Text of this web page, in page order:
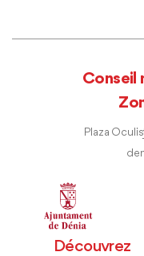
Conseil
Plaza
Découvrez